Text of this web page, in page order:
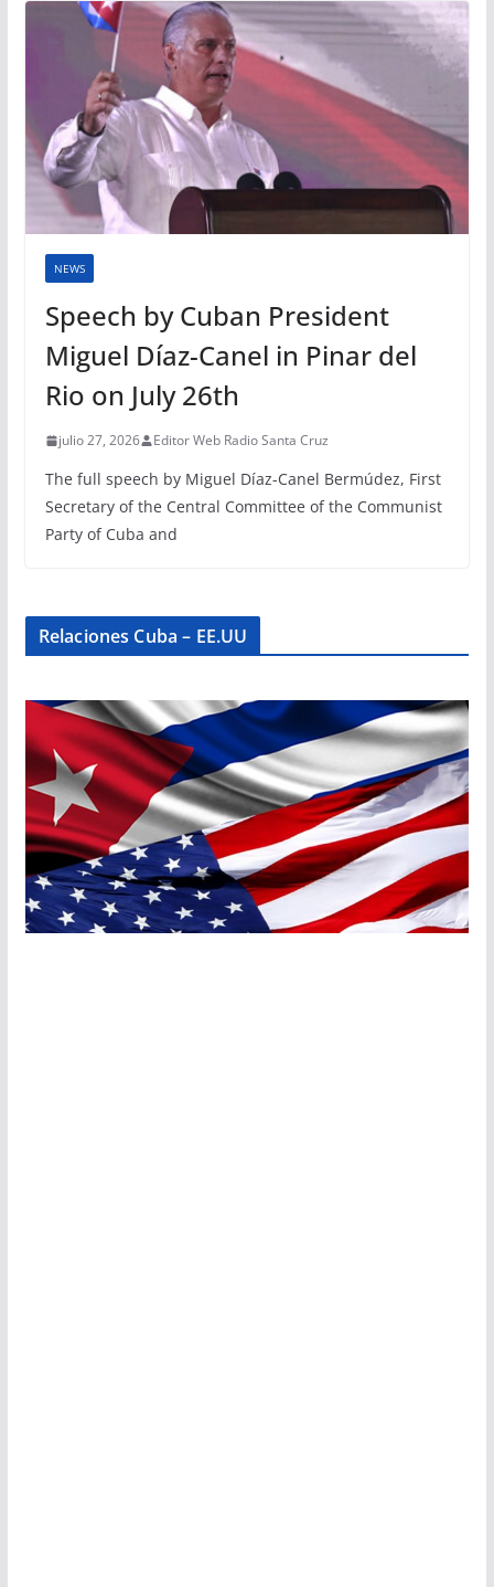
NEWS
Speech by Cuban President
Miguel Díaz-Canel in Pinar del
Rio on July 26th
julio 27, 2026 Editor Web Radio Santa Cruz
The full speech by Miguel Díaz-Canel Bermúdez, First
Secretary of the Central Committee of the Communist
Party of Cuba and
Relaciones Cuba – EE.UU